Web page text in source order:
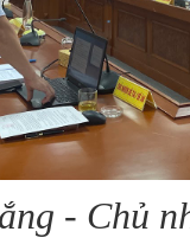
- Chủ